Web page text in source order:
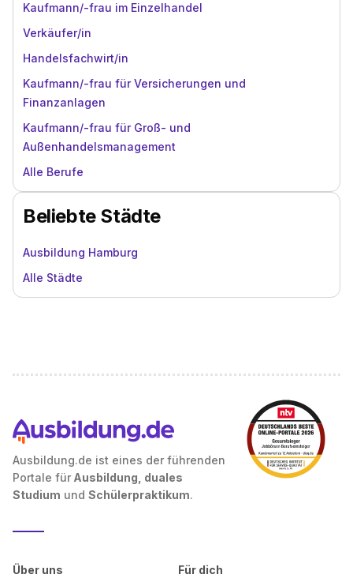
Kaufmann/-frau im Einzelhandel
Verkäufer/in
Handelsfachwirt/in
Kaufmann/-frau für Versicherungen und
Finanzanlagen
Kaufmann/-frau für Groß- und
Außenhandelsmanagement
Alle Berufe
Beliebte Städte
Ausbildung Hamburg
Alle Städte
Ausbildung.de ist eines der führenden
Portale für Ausbildung, duales
Studium und Schülerpraktikum.
Über uns Für dich